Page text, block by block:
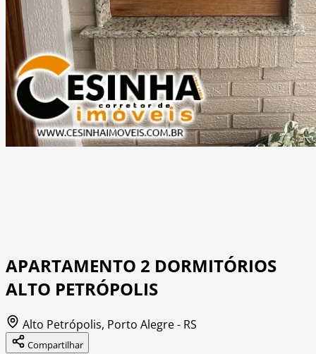
APARTAMENTO 2 DORMITÓRIOS
ALTO PETRÓPOLIS
Alto Petrópolis, Porto Alegre - RS
Compartilhar